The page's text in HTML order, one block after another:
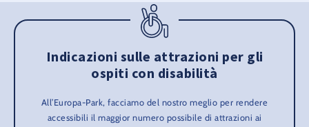
Indicazioni sulle attrazioni per gli
ospiti con disabilità
All’Europa-Park, facciamo del nostro meglio per rendere
accessibili il maggior numero possibile di attrazioni ai